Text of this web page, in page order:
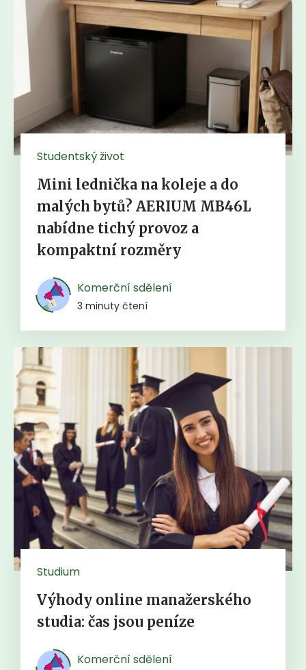
Studentský život
Mini lednička na koleje a do
malých bytů? AERIUM MB46L
nabídne tichý provoz a
kompaktní rozměry
Komerční sdělení
3 minuty čtení
Studium
Výhody online manažerského
studia: čas jsou peníze
Komerční sdělení